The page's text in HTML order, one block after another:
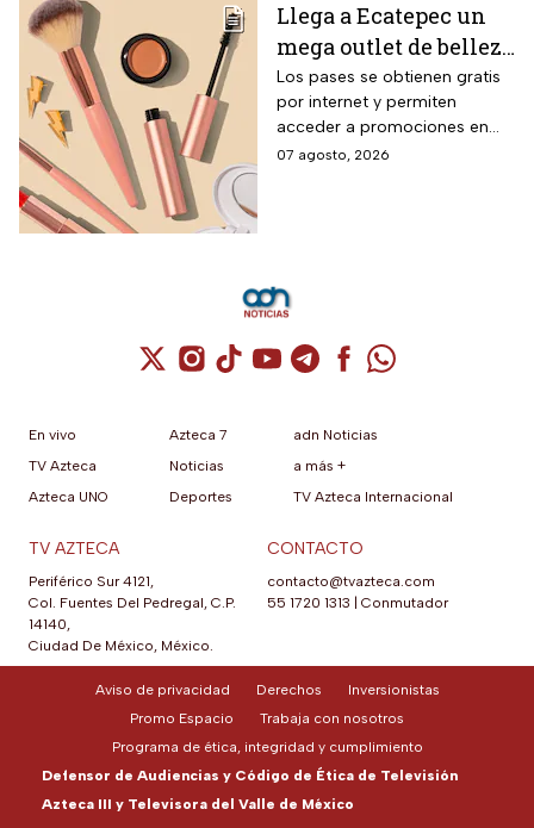
Llega a Ecatepec un
mega outlet de belleza
con entrada gratis y
descuentos de hasta el
80% durante 5 días
consecutivos en
Los pases se obtienen gratis
por internet y permiten
acceder a promociones en
maquillaje, perfumes y
07 agosto, 2026
Cuenta de X / Twitter (se abre en una
Cuenta de Instagram (se abre en una
Cuenta de TikTok (se abre en
Cuenta de YouTube (se abre
Cuenta de Telegram (se
Cuenta de
Cuenta de
En vivo
TV Azteca
Azteca UNO
Azteca 7
Noticias
Deportes
adn Noticias
a más +
TV Azteca Internacional
TV AZTECA
Periférico Sur 4121,
Col. Fuentes Del Pedregal, C.P.
14140,
Ciudad De México, México.
CONTACTO
contacto@tvazteca.com
55 1720 1313
Conmutador
Aviso de privacidad Derechos
Inversionistas
Promo Espacio
Trabaja con nosotros
Programa de ética, integridad y cumplimiento
Defensor de Audiencias y Código de Ética de Televisión
Azteca III y Televisora del Valle de México